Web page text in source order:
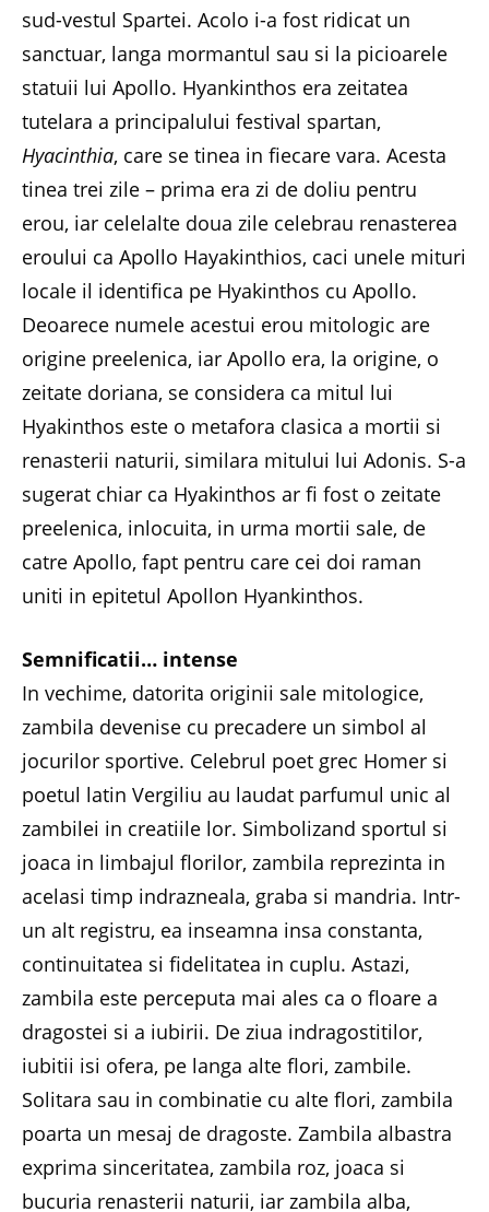
sud-vestul Spartei. Acolo i-a fost ridicat un
sanctuar, langa mormantul sau si la picioarele
statuii lui Apollo. Hyankinthos era zeitatea
tutelara a principalului festival spartan,
Hyacinthia, care se tinea in fiecare vara. Acesta
tinea trei zile – prima era zi de doliu pentru
erou, iar celelalte doua zile celebrau renasterea
eroului ca Apollo Hayakinthios, caci unele mituri
locale il identifica pe Hyakinthos cu Apollo.
Deoarece numele acestui erou mitologic are
origine preelenica, iar Apollo era, la origine, o
zeitate doriana, se considera ca mitul lui
Hyakinthos este o metafora clasica a mortii si
renasterii naturii, similara mitului lui Adonis. S-a
sugerat chiar ca Hyakinthos ar fi fost o zeitate
preelenica, inlocuita, in urma mortii sale, de
catre Apollo, fapt pentru care cei doi raman
uniti in epitetul Apollon Hyankinthos.
Semnificatii… intense
In vechime, datorita originii sale mitologice,
zambila devenise cu precadere un simbol al
jocurilor sportive. Celebrul poet grec Homer si
poetul latin Vergiliu au laudat parfumul unic al
zambilei in creatiile lor. Simbolizand sportul si
joaca in limbajul florilor, zambila reprezinta in
acelasi timp indrazneala, graba si mandria. Intr-
un alt registru, ea inseamna insa constanta,
continuitatea si fidelitatea in cuplu. Astazi,
zambila este perceputa mai ales ca o floare a
dragostei si a iubirii. De ziua indragostitilor,
iubitii isi ofera, pe langa alte flori, zambile.
Solitara sau in combinatie cu alte flori, zambila
poarta un mesaj de dragoste. Zambila albastra
exprima sinceritatea, zambila roz, joaca si
bucuria renasterii naturii, iar zambila alba,